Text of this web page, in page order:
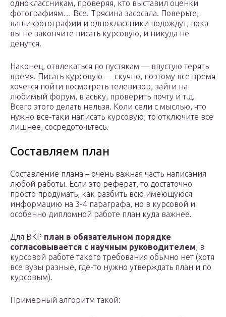
одноклассникам, проверяя, кто выставил оценки
фотографиям… Все. Трясина засосала. Поверьте,
ваши фотографии и одноклассники подождут, пока
вы не закончите писать курсовую, и никуда не
денутся.
Наконец, отвлекаться по пустякам — впустую терять
время. Писать курсовую — скучно, поэтому все время
хочется пойти посмотреть телевизор, зайти на
любимый форум, в аську, проверить почту и т.д.
Всего этого делать нельзя. Коли сели с мыслью, что
нужно все-таки написать курсовую, то отключите все
лишнее, сосредоточьтесь.
Составляем план
Составление плана – очень важная часть написания
любой работы. Если это реферат, то достаточно
просто продумать, как разбить всю имеющуюся
информацию на 3-4 параграфа, но в курсовой и
особенно дипломной работе план куда важнее.
Для ВКР план в обязательном порядке
согласовывается с научным руководителем, в
курсовой работе такого требования обычно нет (хотя
все вузы разные, где-то нужно утверждать план и по
курсовым).
Примерный алгоритм такой: